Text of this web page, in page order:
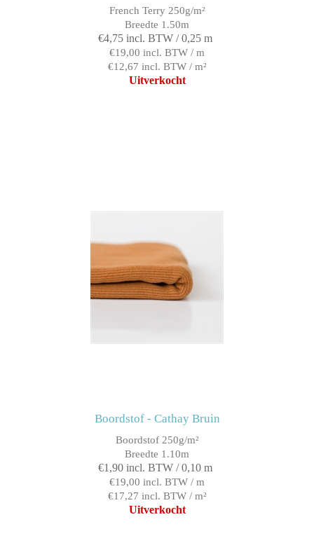
French Terry 250g/m²
Breedte 1.50m
€4,75 incl. BTW / 0,25 m
€19,00 incl. BTW / m
€12,67 incl. BTW / m²
Uitverkocht
Boordstof - Cathay Bruin
Boordstof 250g/m²
Breedte 1.10m
€1,90 incl. BTW / 0,10 m
€19,00 incl. BTW / m
€17,27 incl. BTW / m²
Uitverkocht